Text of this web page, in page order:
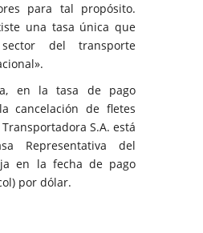
para tal propósito.
una tasa única que
del transporte
en la tasa de pago
cancelación de fletes
S.A. está
Representativa del
en la fecha de pago
por dólar.